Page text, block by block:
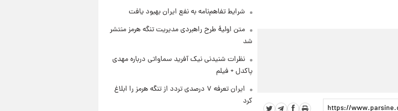
شرایط تفاهم‌نامه به نفع ایران بهبود یافت
متن اولیۀ طرح راهبردی مدیریت تنگه هرمز منتشر
شد
نظرات شنیدنی نیک آفرید سماواتی درباره مهدی
پاکدل + فیلم
ایران تعرفه ۷ درصدی تردد از تنگه هرمز را ابلاغ
کرد